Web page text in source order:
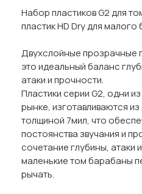
Набор пластиков G2 для
пластик HD Dry для малого
Двухслойные прозрачные
это идеальный баланс
атаки и прочности.
Пластики серии G2, одни
рынке, изготавливаются
толщиной 7мил, что
постоянства звучания и
сочетание глубины, атаки
маленькие том барабаны
рычать.